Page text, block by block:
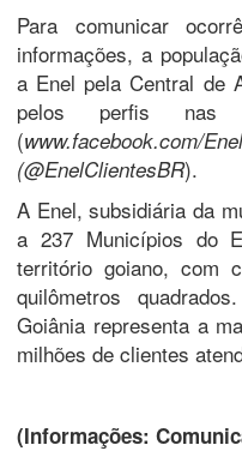
Para comunicar
informações, a
a Enel pela Central de
pelos perfis nas
(www.facebook.com/
(@EnelClientesBR).
A Enel, subsidiária da
a 237 Municípios do
território goiano, com
quilômetros
Goiânia representa a
milhões de clientes
(Informações: